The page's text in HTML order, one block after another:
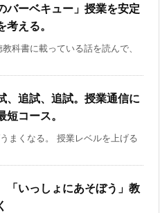
バーベキュー」授業を安定
える。
科書に載っている話を読んで、
、追試、追試。授業通信に
コース。
まくなる。 授業レベルを上げる
いっしょにあそぼう」教